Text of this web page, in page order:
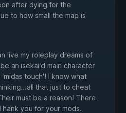
after dying for the
to how small the map is
live my roleplay dreams of
an isekai'd main character
touch'! I know what
that just to cheat
must be a reason! There
you for your mods.